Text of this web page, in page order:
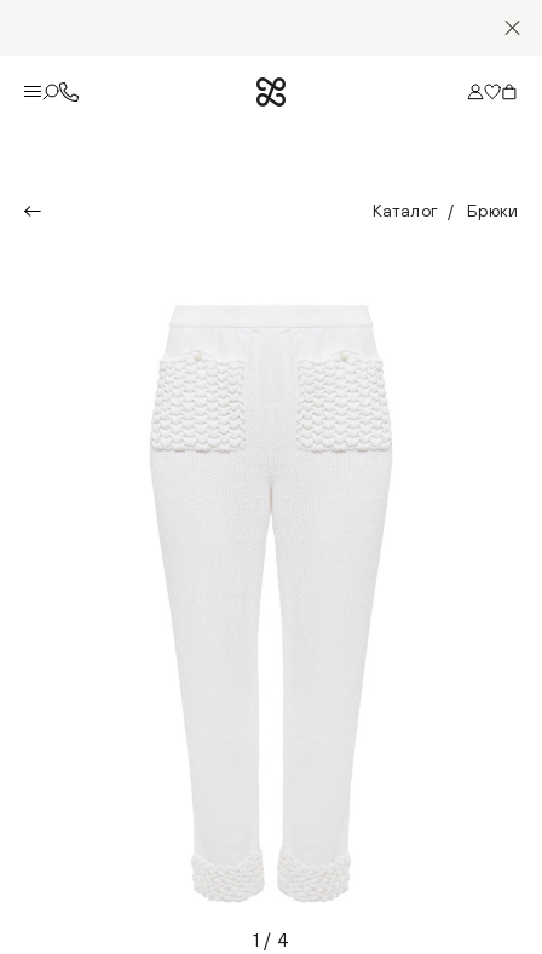
Каталог Брюки
1 / 4